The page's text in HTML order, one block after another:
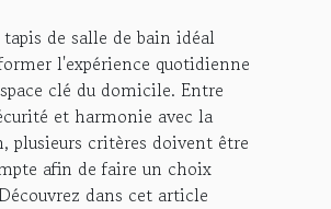
de salle de bain idéal
l'expérience quotidienne
clé du domicile. Entre
et harmonie avec la
plusieurs critères doivent être
afin de faire un choix
dans cet article